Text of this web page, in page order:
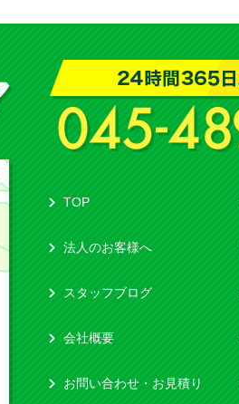
TOP
法人のお客様へ
スタッフブログ
会社概要
お問い合わせ・お見積り